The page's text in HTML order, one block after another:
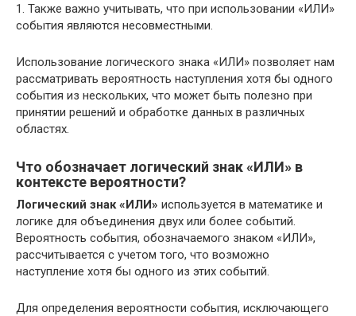
1. Также важно учитывать, что при использовании «ИЛИ»
события являются несовместными.
Использование логического знака «ИЛИ» позволяет нам
рассматривать вероятность наступления хотя бы одного
события из нескольких, что может быть полезно при
принятии решений и обработке данных в различных
областях.
Что обозначает логический знак «ИЛИ» в
контексте вероятности?
Логический знак «ИЛИ» используется в математике и
логике для объединения двух или более событий.
Вероятность события, обозначаемого знаком «ИЛИ»,
рассчитывается с учетом того, что возможно
наступление хотя бы одного из этих событий.
Для определения вероятности события, исключающего